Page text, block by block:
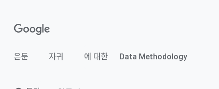
은둔 자귀 에 대한 Data Methodology